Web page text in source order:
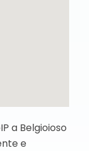
a Belgioioso
e